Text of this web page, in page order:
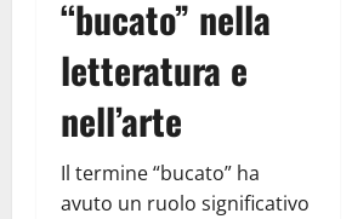
“bucato” nella
letteratura e
nell’arte
Il termine “bucato” ha
avuto un ruolo significativo